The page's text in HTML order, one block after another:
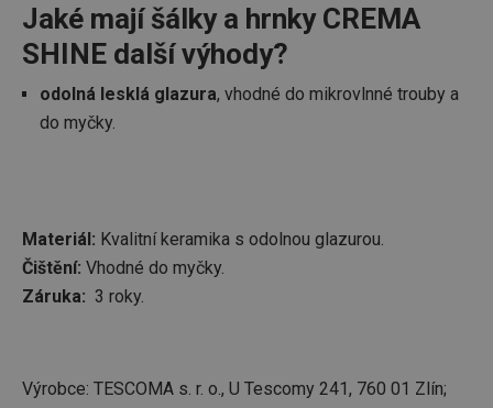
Jaké mají šálky a hrnky CREMA
SHINE další výhody?
odolná lesklá glazura, vhodné do mikrovlnné trouby a
do myčky.
Materiál: Kvalitní keramika s odolnou glazurou.
Čištění: Vhodné do myčky.
Záruka: 3 roky.
Výrobce: TESCOMA s. r. o., U Tescomy 241, 760 01 Zlín;